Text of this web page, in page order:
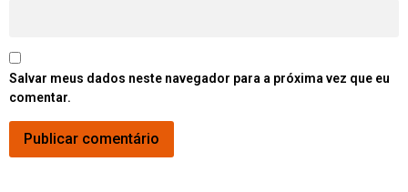
Salvar meus dados neste navegador para a próxima vez que eu
comentar.